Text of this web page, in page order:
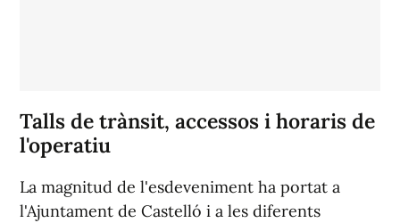
Talls de trànsit, accessos i horaris de
l'operatiu
La magnitud de l'esdeveniment ha portat a
l'Ajuntament de Castelló i a les diferents